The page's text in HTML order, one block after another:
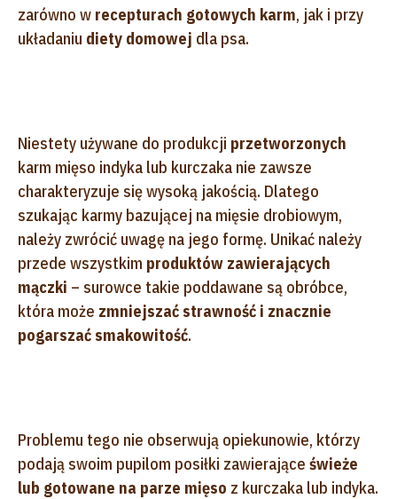
zarówno w recepturach gotowych karm, jak i przy
układaniu diety domowej dla psa.
Niestety używane do produkcji przetworzonych
karm mięso indyka lub kurczaka nie zawsze
charakteryzuje się wysoką jakością. Dlatego
szukając karmy bazującej na mięsie drobiowym,
należy zwrócić uwagę na jego formę. Unikać należy
przede wszystkim produktów zawierających
mączki – surowce takie poddawane są obróbce,
która może zmniejszać strawność i znacznie
pogarszać smakowitość.
Problemu tego nie obserwują opiekunowie, którzy
podają swoim pupilom posiłki zawierające świeże
lub gotowane na parze mięso z kurczaka lub indyka.